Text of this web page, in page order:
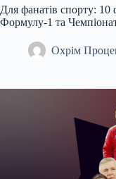
Для фанатів спорту: 10
Формулу-1 та
Охрім